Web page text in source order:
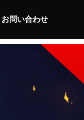
お問い合わせ